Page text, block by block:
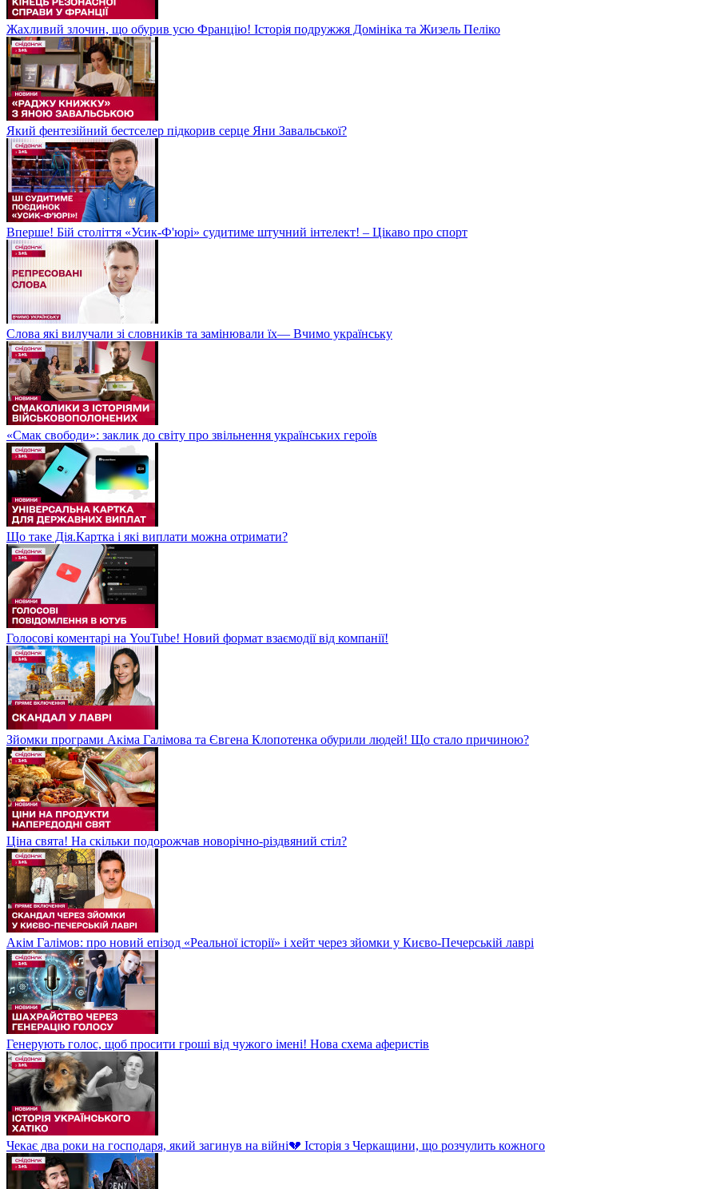
Жахливий злочин, що обурив усю Францію! Історія подружжя Домініка та Жизель Пеліко
Який фентезійний бестселер підкорив серце Яни Завальської?
Вперше! Бій століття «Усик-Ф'юрі» судитиме штучний інтелект! – Цікаво про спорт
Слова які вилучали зі словників та замінювали їх— Вчимо українську
«Смак свободи»: заклик до світу про звільнення українських героїв
Що таке Дія.Картка і які виплати можна отримати?
Голосові коментарі на YouTube! Новий формат взаємодії від компанії!
Зйомки програми Акіма Галімова та Євгена Клопотенка обурили людей! Що стало причиною?
Ціна свята! На скільки подорожчав новорічно-різдвяний стіл?
Акім Галімов: про новий епізод «Реальної історії» і хейт через зйомки у Києво-Печерській лаврі
Генерують голос, щоб просити гроші від чужого імені! Нова схема аферистів
Чекає два роки на господаря, який загинув на війні💔 Історія з Черкащини, що розчулить кожного